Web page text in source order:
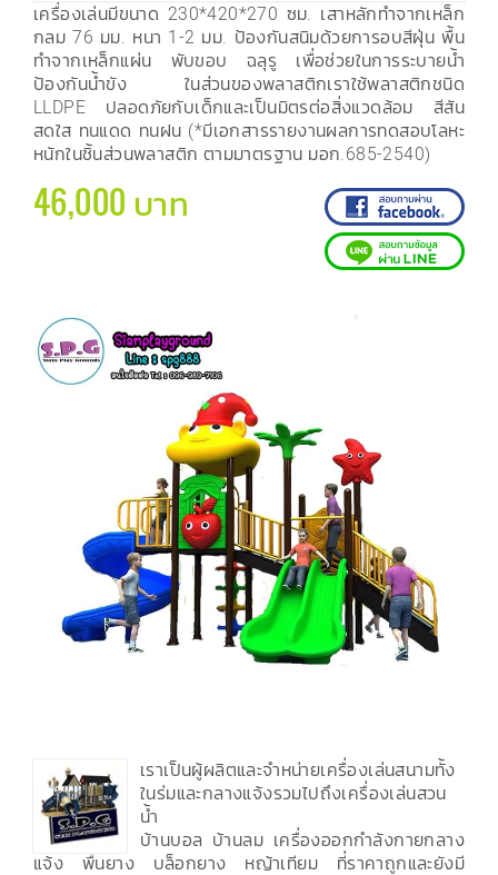
เครื่องเล่นมีขนาด 230*420*270 ซม. เสาหลักทำจากเหล็ก
กลม 76 มม. หนา 1-2 มม. ป้องกันสนิมด้วยการอบสีฝุ่น พื้น
ทำจากเหล็กแผ่น พับขอบ ฉลุรู เพื่อช่วยในการระบายน้ำ
ป้องกันน้ำขัง ในส่วนของพลาสติกเราใช้พลาสติกชนิด
LLDPE ปลอดภัยกับเด็กและเป็นมิตรต่อสิ่งแวดล้อม สีสัน
สดใส ทนแดด ทนฝน (*มีเอกสารรายงานผลการทดสอบโลหะ
หนักในชิ้นส่วนพลาสติก ตามมาตรฐาน มอก.685-2540)
46,000 บาท
เราเป็นผู้ผลิตและจำหน่ายเครื่องเล่นสนามทั้ง
ในร่มและกลางแจ้งรวมไปถึงเครื่องเล่นสวน
น้ำ
บ้านบอล บ้านลม เครื่องออกกำลังกายกลาง
แจ้ง พื้นยาง บล็อกยาง หญ้าเทียม ที่ราคาถูกและยังมี